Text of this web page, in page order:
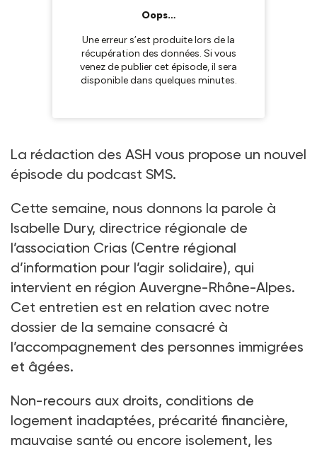
La rédaction des ASH vous propose un nouvel
épisode du podcast SMS.
Cette semaine, nous donnons la parole à
Isabelle Dury, directrice régionale de
l’association Crias (Centre régional
d’information pour l’agir solidaire), qui
intervient en région Auvergne-Rhône-Alpes.
Cet entretien est en relation avec notre
dossier de la semaine consacré à
l’accompagnement des personnes immigrées
et âgées.
Non-recours aux droits, conditions de
logement inadaptées, précarité financière,
mauvaise santé ou encore isolement, les